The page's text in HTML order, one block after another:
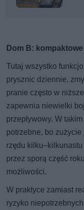
Dom B:
Tutaj wszystko
prysznic dziennie,
pranie często w
zapewnia niewielki
przepływowy. W
potrzebne, bo
rzędu kilku–kilkunastu
przez sporą część
możliwości.
W praktyce zamiast
ryzyko